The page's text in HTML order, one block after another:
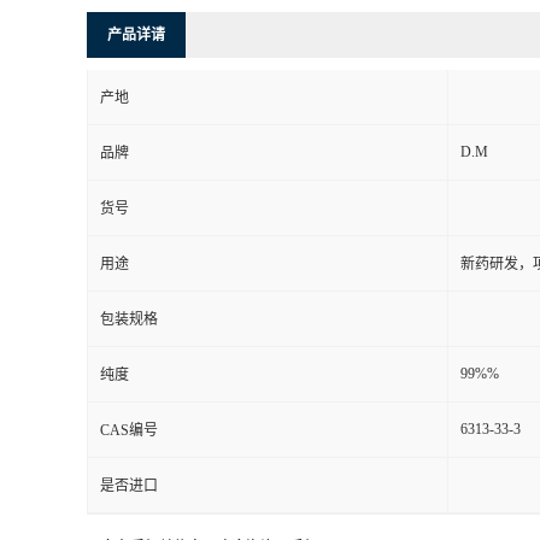
产品详请
产地
品牌 D.M
货号
用途 新药研发，
包装规格
纯度 99%%
CAS编号 6313-33-3
是否进口